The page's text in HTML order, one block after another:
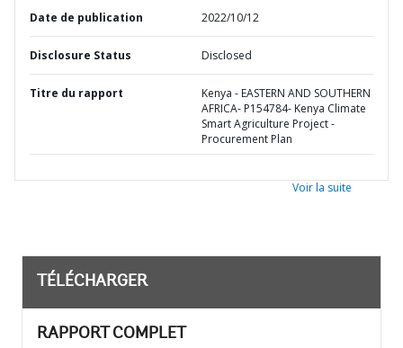
Date de publication 2022/10/12
Disclosure Status Disclosed
Titre du rapport
Kenya - EASTERN AND SOUTHERN
AFRICA- P154784- Kenya Climate
Smart Agriculture Project -
Procurement Plan
Voir la suite
TÉLÉCHARGER
RAPPORT COMPLET